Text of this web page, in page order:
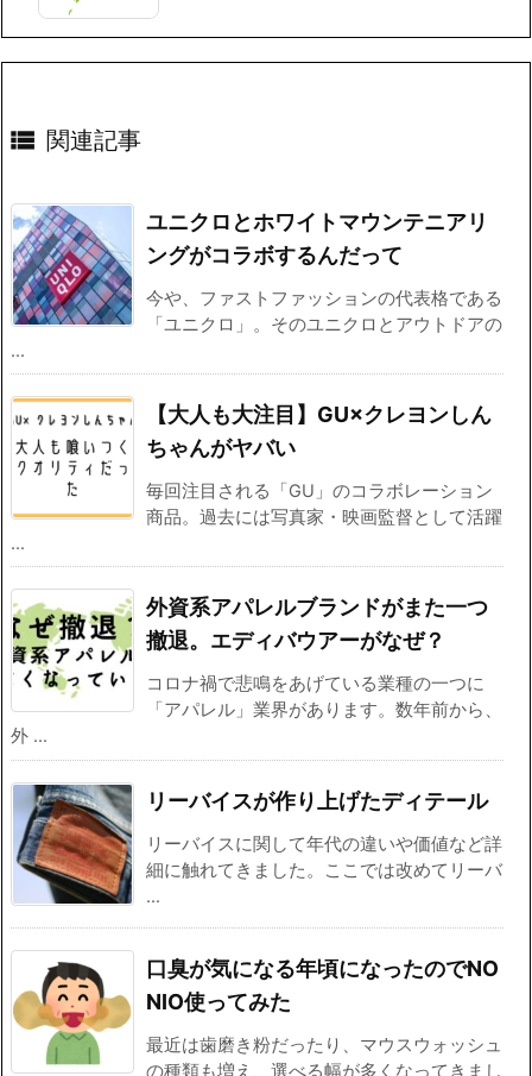
 関連記事
ユニクロとホワイトマウンテニアリ
ングがコラボするんだって
今や、ファストファッションの代表格である
「ユニクロ」。そのユニクロとアウトドアの
...
【大人も大注目】GU×クレヨンしん
ちゃんがヤバい
毎回注目される「GU」のコラボレーション
商品。過去には写真家・映画監督として活躍
...
外資系アパレルブランドがまた一つ
撤退。エディバウアーがなぜ？
コロナ禍で悲鳴をあげている業種の一つに
「アパレル」業界があります。数年前から、
外 ...
リーバイスが作り上げたディテール
リーバイスに関して年代の違いや価値など詳
細に触れてきました。ここでは改めてリーバ
...
口臭が気になる年頃になったのでNO
NIO使ってみた
最近は歯磨き粉だったり、マウスウォッシュ
の種類も増え、選べる幅が多くなってきまし